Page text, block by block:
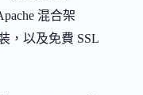
混合架
，以及免費 SSL